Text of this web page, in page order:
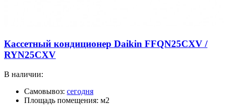
Кассетный кондиционер Daikin FFQN25CXV /
RYN25CXV
В наличии:
Самовывоз: сегодня
Площадь помещения: м2